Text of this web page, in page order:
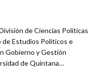
de Ciencias Políticas
de Estudios Políticos e
Gobierno y Gestión
de Quintana…